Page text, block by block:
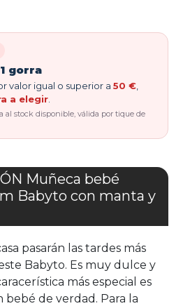
gorra
valor igual o superior a 50 €
a elegir
al stock disponible, válida por tique de
Muñeca bebé
Babyto con manta y
pasarán las tardes más
Babyto. Es muy dulce y
más especial es
bebé de verdad. Para la